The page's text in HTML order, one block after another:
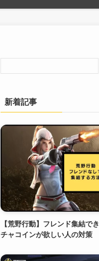
新着記事
【荒野行動】フレンド集結で
チャコインが欲しい人の対策